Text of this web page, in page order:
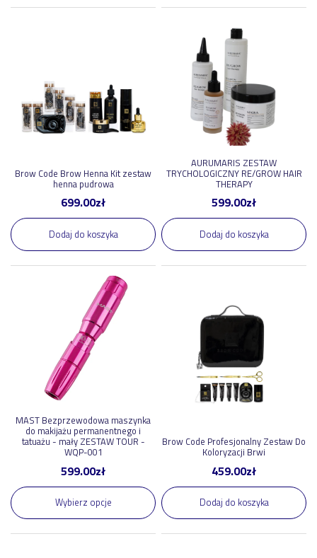
Brow Code Brow Henna Kit zestaw
henna pudrowa
699.00zł
Dodaj do koszyka
AURUMARIS ZESTAW
TRYCHOLOGICZNY RE/GROW HAIR
THERAPY
599.00zł
Dodaj do koszyka
MAST Bezprzewodowa maszynka
do makijażu permanentnego i
tatuażu - mały ZESTAW TOUR -
WQP-001
599.00zł
Wybierz opcje
Brow Code Profesjonalny Zestaw Do
Koloryzacji Brwi
459.00zł
Dodaj do koszyka